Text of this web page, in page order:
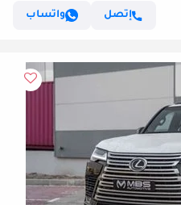
إتصل
واتساب